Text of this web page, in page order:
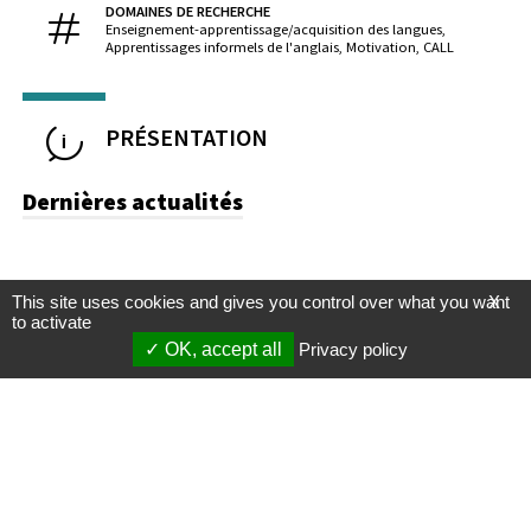
DOMAINES DE RECHERCHE
Enseignement-apprentissage/acquisition des langues,
Apprentissages informels de l'anglais, Motivation, CALL
PRÉSENTATION
Dernières actualités
X
This site uses cookies and gives you control over what you want
to activate
OK, accept all
Privacy policy